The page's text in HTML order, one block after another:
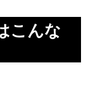
こんな